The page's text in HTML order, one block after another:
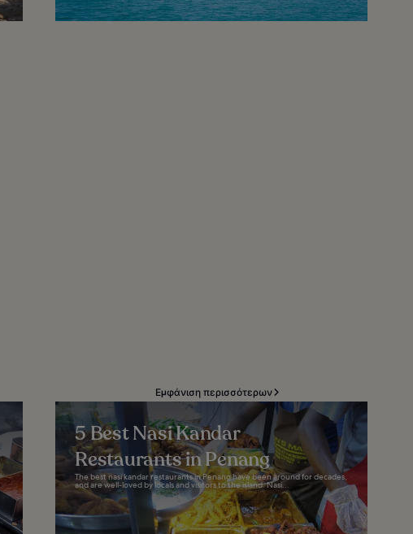
Εμφάνιση περισσότερων
5 Best Nasi Kandar
Restaurants in Penang
The best nasi kandar restaurants in Penang have been around for decades,
and are well-loved by locals and visitors to the island. Nasi...